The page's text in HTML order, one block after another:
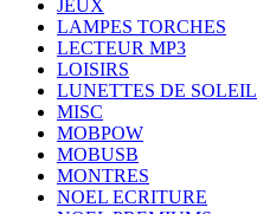
JEUX
LAMPES TORCHES
LECTEUR MP3
LOISIRS
LUNETTES DE SOLEIL
MISC
MOBPOW
MOBUSB
MONTRES
NOEL ECRITURE